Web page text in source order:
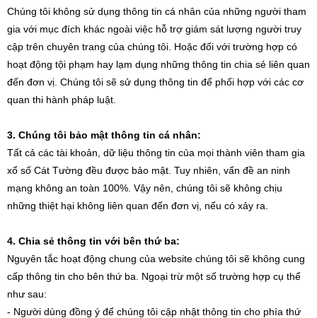
Chúng tôi không sử dụng thông tin cá nhân của những người tham
gia với mục đích khác ngoài việc hỗ trợ giám sát lượng người truy
cập trên chuyên trang của chúng tôi. Hoặc đối với trường hợp có
hoạt động tội phạm hay lạm dụng những thông tin chia sẻ liên quan
đến đơn vị. Chúng tôi sẽ sử dụng thông tin để phối hợp với các cơ
quan thi hành pháp luật.
3. Chúng tôi bảo mật thông tin cá nhân:
Tất cả các tài khoản, dữ liệu thông tin của mọi thành viên tham gia
xổ số Cát Tường đều được bảo mật. Tuy nhiên, vấn đề an ninh
mạng không an toàn 100%. Vậy nên, chúng tôi sẽ không chịu
những thiệt hại không liên quan đến đơn vị, nếu có xảy ra.
4. Chia sẻ thông tin với bên thứ ba:
Nguyên tắc hoạt động chung của website chúng tôi sẽ không cung
cấp thông tin cho bên thứ ba. Ngoại trừ một số trường hợp cụ thể
như sau:
- Người dùng đồng ý để chúng tôi cập nhật thông tin cho phía thứ